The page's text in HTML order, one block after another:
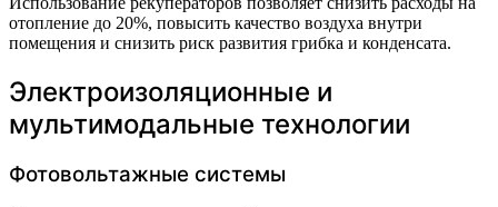
отопление до 20%, повысить качество воздуха внутри
помещения и снизить риск развития грибка и конденсата.
Электроизоляционные и
мультимодальные технологии
Фотовольтажные системы